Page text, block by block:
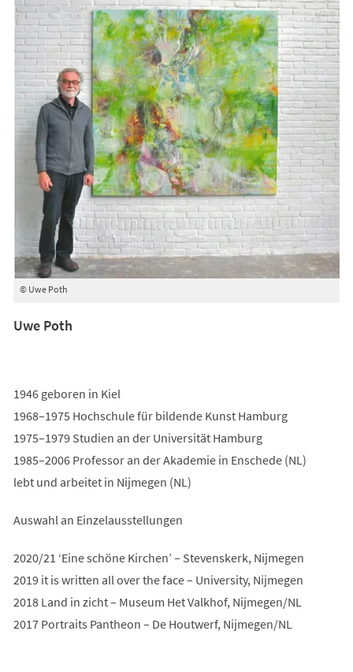
© Uwe Poth
Uwe Poth
1946 geboren in Kiel
1968–1975 Hochschule für bildende Kunst Hamburg
1975–1979 Studien an der Universität Hamburg
1985–2006 Professor an der Akademie in Enschede (NL)
lebt und arbeitet in Nijmegen (NL)
Auswahl an Einzelausstellungen
2020/21 ‘Eine schöne Kirchen’ – Stevenskerk, Nijmegen
2019 it is written all over the face – University, Nijmegen
2018 Land in zicht – Museum Het Valkhof, Nijmegen/NL
2017 Portraits Pantheon – De Houtwerf, Nijmegen/NL